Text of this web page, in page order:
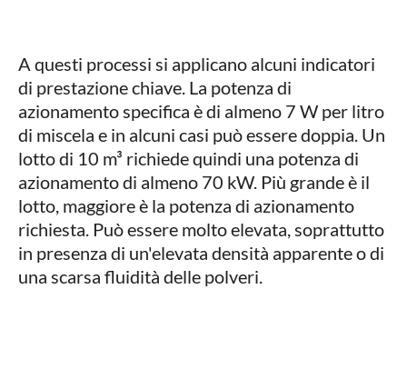
A questi processi si applicano alcuni indicatori
di prestazione chiave. La potenza di
azionamento specifica è di almeno 7 W per litro
di miscela e in alcuni casi può essere doppia. Un
lotto di 10 m³ richiede quindi una potenza di
azionamento di almeno 70 kW. Più grande è il
lotto, maggiore è la potenza di azionamento
richiesta. Può essere molto elevata, soprattutto
in presenza di un'elevata densità apparente o di
una scarsa fluidità delle polveri.